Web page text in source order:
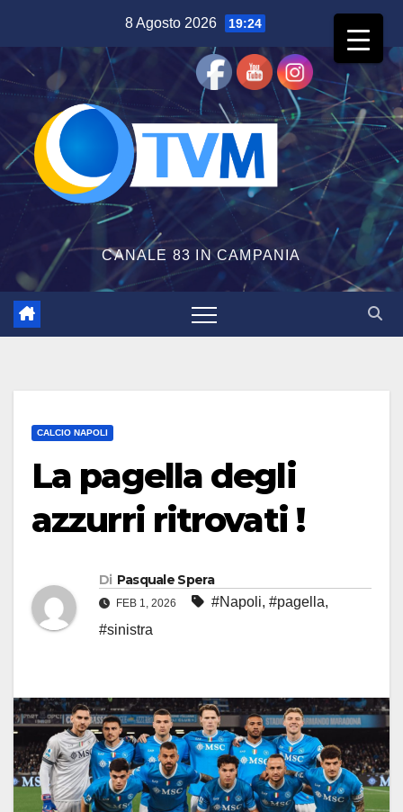
contenuto
8 Agosto 2026 19:24
CANALE 83 IN CAMPANIA
CALCIO NAPOLI
La pagella degli
azzurri ritrovati !
Di Pasquale Spera
FEB 1, 2026 #Napoli, #pagella,
#sinistra